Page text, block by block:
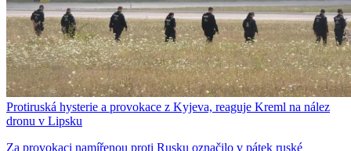
Protiruská hysterie a provokace z Kyjeva, reaguje Kreml na nález
dronu v Lipsku
Za provokaci namířenou proti Rusku označilo v pátek ruské